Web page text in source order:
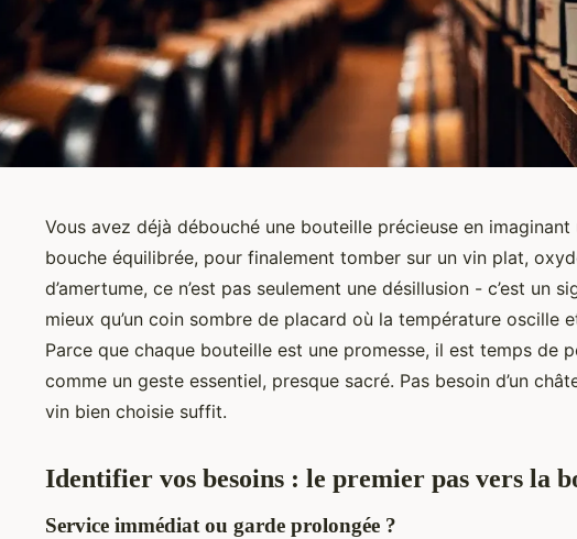
Vous avez déjà débouché une bouteille précieuse en
bouche équilibrée, pour finalement tomber sur un vin plat,
d’amertume, ce n’est pas seulement une désillusion - c’est un
mieux qu’un coin sombre de placard où la température oscille
Parce que chaque bouteille est une promesse, il est temps de
comme un geste essentiel, presque sacré. Pas besoin d’un
vin bien choisie suffit.
Identifier vos besoins : le premier pas vers la
Service immédiat ou garde prolongée ?